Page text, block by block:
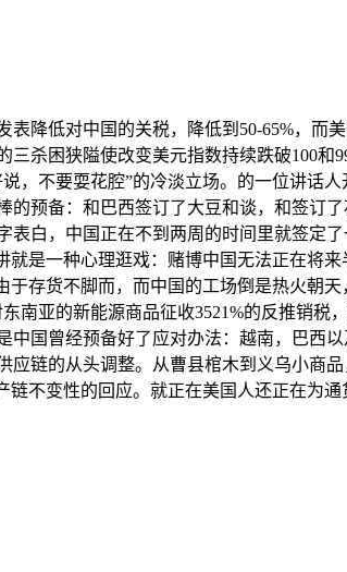
低对中国的关税，降低到50-65%，而
三杀困狭隘使改变美元指数持续跌破100和
，不要耍花腔”的冷淡立场。的一位讲话
预备：和巴西签订了大豆和谈，和签订
白，中国正在不到两周的时间里就签定
是一种心理逛戏：赌博中国无法正在将
存货不脚而，而中国的工场倒是热火朝
亚的新能源商品征收3521%的反推销税
国曾经预备好了应对办法：越南，巴西
链的从头调整。从曹县棺木到义乌小商
不变性的回应。就正在美国人还正在为